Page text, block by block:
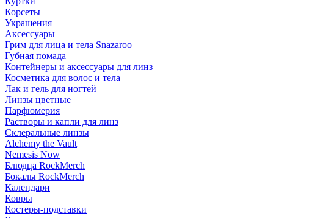
Корсеты
Украшения
Аксессуары
Грим для лица и тела Snazaroo
Губная помада
Контейнеры и аксессуары для линз
Косметика для волос и тела
Лак и гель для ногтей
Линзы цветные
Парфюмерия
Растворы и капли для линз
Склеральные линзы
Alchemy the Vault
Nemesis Now
Блюдца RockMerch
Бокалы RockMerch
Календари
Ковры
Костеры-подставки